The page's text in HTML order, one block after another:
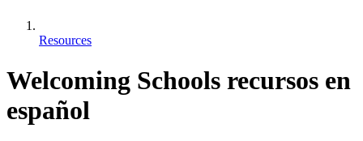
Resources
Welcoming Schools recursos en
español